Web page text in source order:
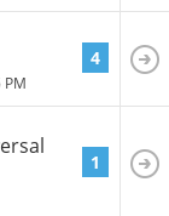
PM
4
1